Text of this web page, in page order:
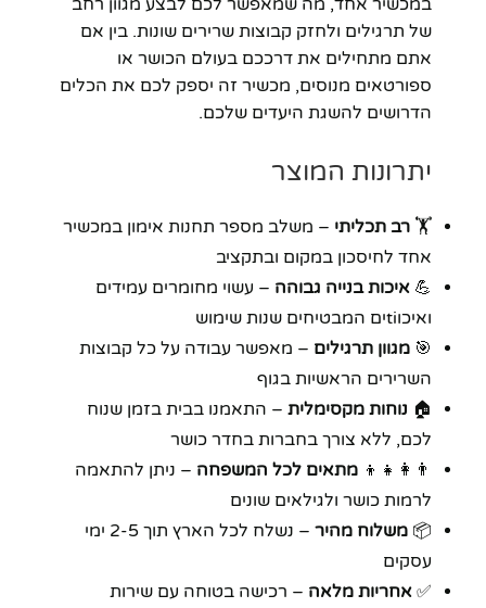
של תרגילים ולחזק קבוצות שרירים שונות. בין אם
אתם מתחילים את דרככם בעולם הכושר או
ספורטאים מנוסים, מכשיר זה יספק לכם את הכלים
הדרושים להשגת היעדים שלכם.
יתרונות המוצר
🏋️ רב תכליתי – משלב מספר תחנות אימון במכשיר
אחד לחיסכון במקום ובתקציב
💪 איכות בנייה גבוהה – עשוי מחומרים עמידים
ואיכוtiים המבטיחים שנות שימוש
🎯 מגוון תרגילים – מאפשר עבודה על כל קבוצות
השרירים הראשיות בגוף
🏠 נוחות מקסימלית – התאמנו בבית בזמן שנוח
לכם, ללא צורך בחברות בחדר כושר
👨‍👩‍👧‍👦 מתאים לכל המשפחה – ניתן להתאמה
לרמות כושר ולגילאים שונים
📦 משלוח מהיר
– נשלח לכל הארץ תוך 2-5 ימי
עסקים
✅ אחריות מלאה – רכישה בטוחה עם שירות